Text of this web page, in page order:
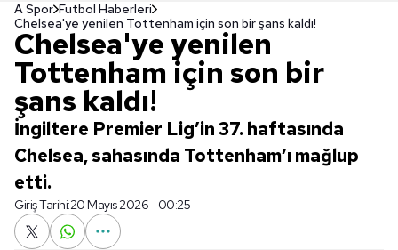
A Spor Futbol Haberleri
Chelsea'ye yenilen Tottenham için son bir şans kaldı!
Chelsea'ye yenilen
Tottenham için son bir
şans kaldı!
İngiltere Premier Lig’in 37. haftasında
Chelsea, sahasında Tottenham’ı mağlup
etti.
Giriş Tarihi:20 Mayıs 2026 - 00:25